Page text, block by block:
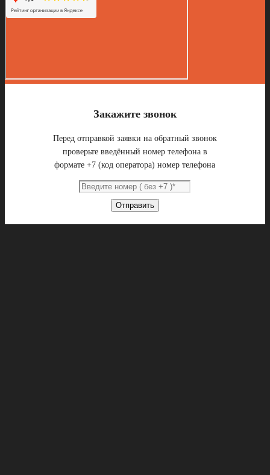
Закажите звонок
Перед отправкой заявки на обратный звонок
проверьте введённый номер телефона в
формате +7 (код оператора) номер телефона
Отправить